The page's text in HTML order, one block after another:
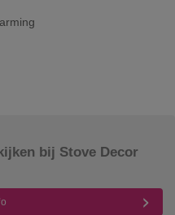
bij Stove Decor